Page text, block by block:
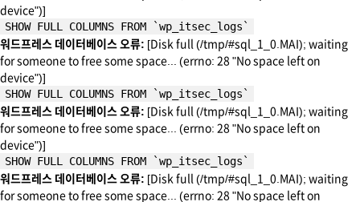
device")]
SHOW FULL COLUMNS FROM `wp_itsec_logs`
워드프레스 데이터베이스 오류: [Disk full (/tmp/#sql_1_0.MAI); waiting
for someone to free some space... (errno: 28 "No space left on
device")]
SHOW FULL COLUMNS FROM `wp_itsec_logs`
워드프레스 데이터베이스 오류: [Disk full (/tmp/#sql_1_0.MAI); waiting
for someone to free some space... (errno: 28 "No space left on
device")]
SHOW FULL COLUMNS FROM `wp_itsec_logs`
워드프레스 데이터베이스 오류: [Disk full (/tmp/#sql_1_0.MAI); waiting
for someone to free some space... (errno: 28 "No space left on